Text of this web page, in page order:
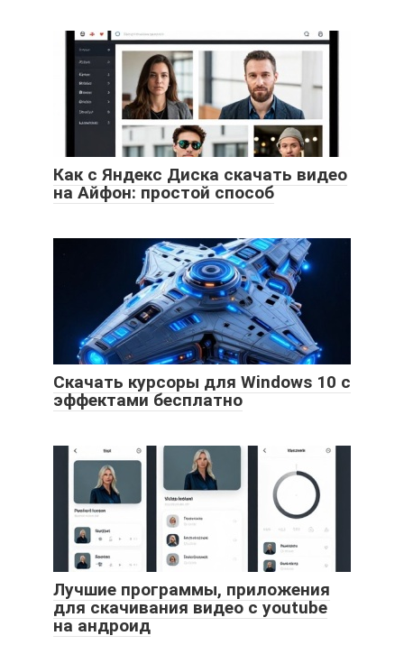
Как с Яндекс Диска скачать видео
на Айфон: простой способ
Скачать курсоры для Windows 10 с
эффектами бесплатно
Лучшие программы, приложения
для скачивания видео с youtube
на андроид